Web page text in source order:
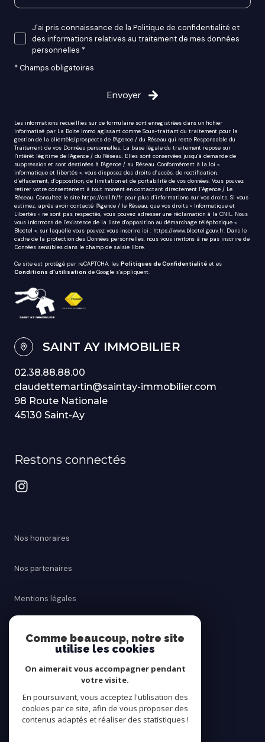
J'ai pris connaissance de la Politique de confidentialité et
des informations relatives au traitement de mes données
personnelles *
* Champs obligatoires
Envoyer
Les informations recueillies sur ce formulaire sont enregistrées dans un fichier
informatisé par La Boite Immo agissant comme Sous-traitant du traitement pour la
gestion de la clientèle/prospects de l'Agence / du Réseau qui reste Responsable du
Traitement de vos Données personnelles. La base légale du traitement repose sur
l'intérêt légitime de l'Agence / du Réseau. Elles sont conservées jusqu'à demande de
suppression et sont destinées à l'Agence / au Réseau. Conformément à la loi «
informatique et libertés », vous disposez des droits d’accès, de rectification,
d’effacement, d’opposition, de limitation et de portabilité de vos données. Vous pouvez
retirer votre consentement à tout moment en contactant directement l’Agence / Le
Réseau. Consultez le site https://cnil.fr/fr pour plus d’informations sur vos droits. Si vous
estimez, après avoir contacté l'Agence / le Réseau, que vos droits « Informatique et
Libertés » ne sont pas respectés, vous pouvez adresser une réclamation à la CNIL. Nous
vous informons de l’existence de la liste d'opposition au démarchage téléphonique «
Bloctel », sur laquelle vous pouvez vous inscrire ici : https://www.bloctel.gouv.fr. Dans le
cadre de la protection des Données personnelles, nous vous invitons à ne pas inscrire de
Données sensibles dans le champ de saisie libre.
Ce site est protégé par reCAPTCHA, les Politiques de Confidentialité et es
Conditions d'utilisation de Google s'appliquent.
SAINT AY IMMOBILIER
02.38.88.88.00
claudettemartin@saintay-immobilier.com
98 Route Nationale
45130 Saint-Ay
Restons connectés
Nos honoraires
Nos partenaires
Mentions légales
Comme beaucoup, notre site
utilise les cookies
On aimerait vous accompagner pendant
votre visite.
En poursuivant, vous acceptez l'utilisation des
cookies par ce site, afin de vous proposer des
contenus adaptés et réaliser des statistiques !